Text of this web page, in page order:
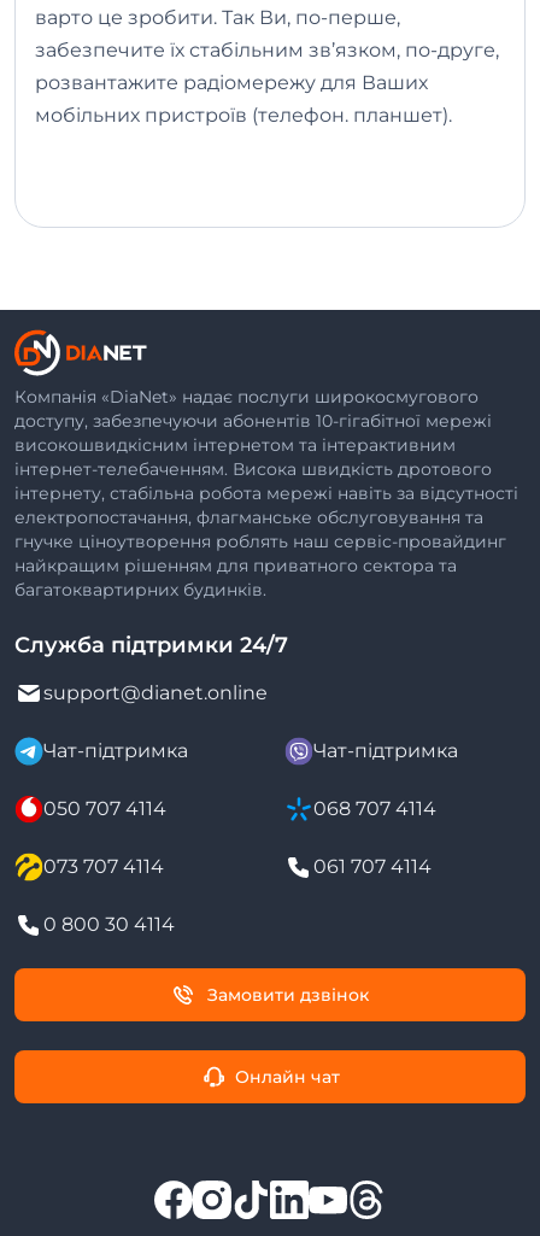
варто це зробити. Так Ви, по-перше,
забезпечите їх стабільним зв’язком, по-друге,
розвантажите радіомережу для Ваших
мобільних пристроїв (телефон. планшет).
Компанія «DiaNet» надає послуги широкосмугового
доступу, забезпечуючи абонентів 10-гігабітної мережі
високошвидкісним інтернетом та інтерактивним
інтернет-телебаченням. Висока швидкість дротового
інтернету, стабільна робота мережі навіть за відсутності
електропостачання, флагманське обслуговування та
гнучке ціноутворення роблять наш сервіс-провайдинг
найкращим рішенням для приватного сектора та
багатоквартирних будинків.
Служба підтримки 24/7
support@dianet.online
Чат-підтримка Чат-підтримка
050 707 4114 068 707 4114
073 707 4114 061 707 4114
0 800 30 4114
Замовити дзвінок
Онлайн чат